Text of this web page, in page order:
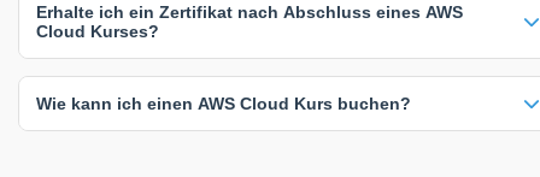
Präsenzkurse (100%), 3 Inhouse-Schulungen (100%). Online-Kurse
bieten maximale Flexibilität, während Präsenzkurse direkten
Erhalte ich ein Zertifikat nach Abschluss eines AWS
Cloud Kurses?
Die genauen Zertifizierungsdetails finden Sie auf der jeweiligen
Kursseite. Ein Zertifikat dokumentiert Ihre erworbenen Kenntnisse
Wie kann ich einen AWS Cloud Kurs buchen?